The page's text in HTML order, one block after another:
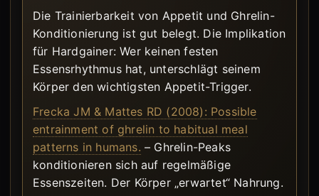
Die Trainierbarkeit von Appetit und Ghrelin-
Konditionierung ist gut belegt. Die Implikation
für Hardgainer: Wer keinen festen
Essensrhythmus hat, unterschlägt seinem
Körper den wichtigsten Appetit-Trigger.
Frecka JM & Mattes RD (2008): Possible
entrainment of ghrelin to habitual meal
patterns in humans. – Ghrelin-Peaks
konditionieren sich auf regelmäßige
Essenszeiten. Der Körper „erwartet“ Nahrung.